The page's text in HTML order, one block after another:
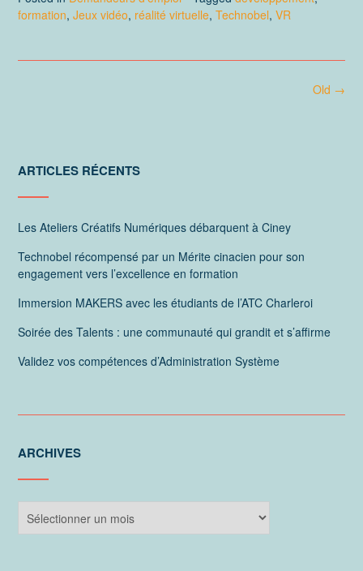
formation, Jeux vidéo, réalité virtuelle, Technobel, VR
Old →
ARTICLES RÉCENTS
Les Ateliers Créatifs Numériques débarquent à Ciney
Technobel récompensé par un Mérite cinacien pour son
engagement vers l’excellence en formation
Immersion MAKERS avec les étudiants de l’ATC Charleroi
Soirée des Talents : une communauté qui grandit et s’affirme
Validez vos compétences d’Administration Système
ARCHIVES